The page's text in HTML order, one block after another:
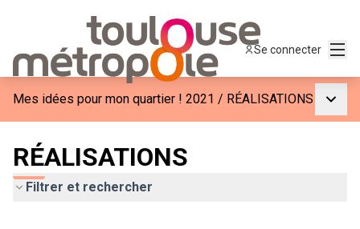
Se connecter
Mes idées pour mon quartier ! 2021 / RÉALISATIONS
RÉALISATIONS
Filtrer et rechercher